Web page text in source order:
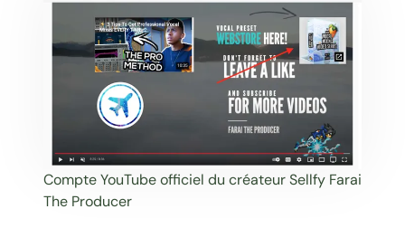
Compte YouTubeofficiel du créateurSellfy Farai
The Producer